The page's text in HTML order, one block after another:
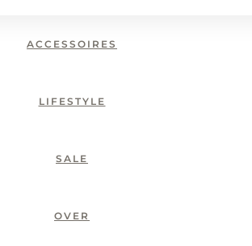
ACCESSOIRES
LIFESTYLE
SALE
OVER